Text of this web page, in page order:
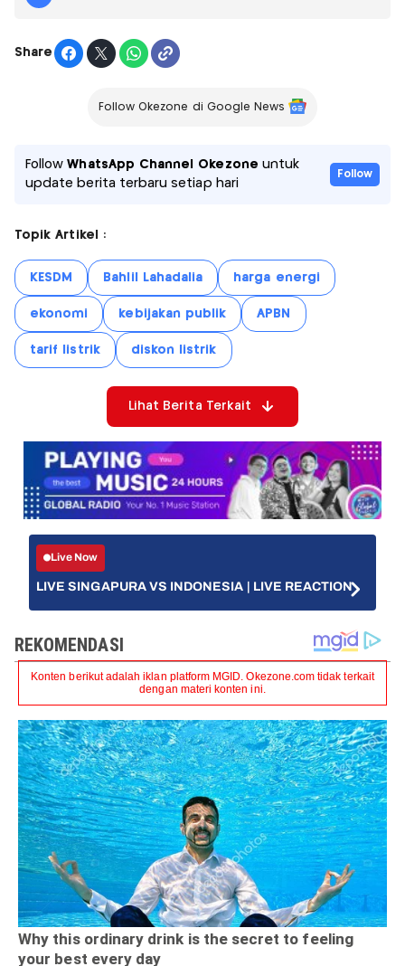
Share
Follow Okezone di Google News
FollowWhatsApp Channel Okezone untuk
update berita terbaru setiap hari
Follow
Topik Artikel :
KESDM Bahlil Lahadalia harga energi
ekonomi kebijakan publik APBN
tarif listrik diskon listrik
Lihat Berita Terkait
Live Now
LIVE SINGAPURA VS INDONESIA | LIVE REACTION